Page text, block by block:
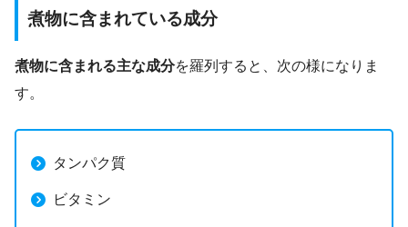
煮物に含まれている成分
煮物に含まれる主な成分を羅列すると、次の様になりま
す。
タンパク質
ビタミン